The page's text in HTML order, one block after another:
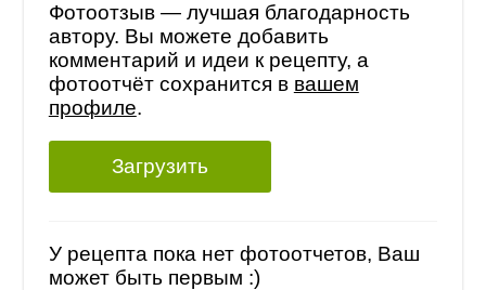
Фотоотзыв — лучшая благодарность
автору. Вы можете добавить
комментарий и идеи к рецепту, а
фотоотчёт сохранится в вашем
профиле.
Загрузить
У рецепта пока нет фотоотчетов, Ваш
может быть первым :)